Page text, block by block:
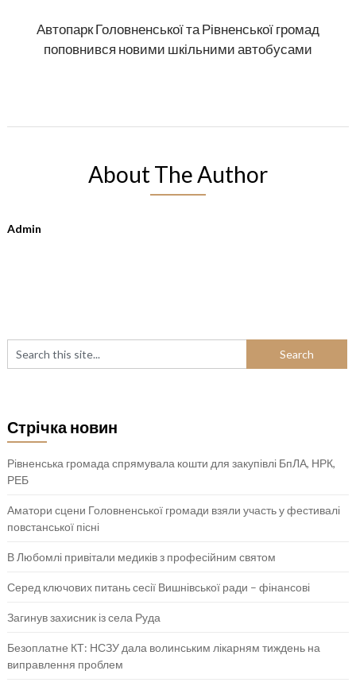
Автопарк Головненської та Рівненської громад
поповнився новими шкільними автобусами
About The Author
Admin
Стрічка новин
Рівненська громада спрямувала кошти для закупівлі БпЛА, НРК,
РЕБ
Аматори сцени Головненської громади взяли участь у фестивалі
повстанської пісні
В Любомлі привітали медиків з професійним святом
Серед ключових питань сесії Вишнівської ради – фінансові
Загинув захисник із села Руда
Безоплатне КТ: НСЗУ дала волинським лікарням тиждень на
виправлення проблем